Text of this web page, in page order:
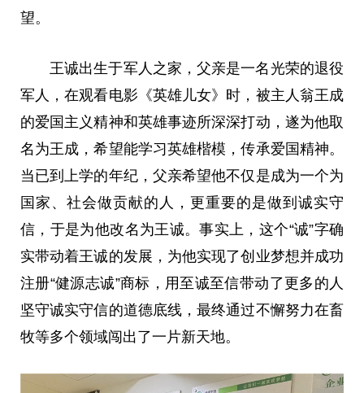
望。
王诚出生于军人之家，父亲是一名光荣的退役
军人，在观看电影《英雄儿女》时，被主人翁王成
的爱国主义精神和英雄事迹所深深打动，遂为他取
名为王成，希望能学习英雄楷模，传承爱国精神。
当已到上学的年纪，父亲希望他不仅是成为一个为
国家、社会做贡献的人，更重要的是做到诚实守
信，于是为他改名为王诚。事实上，这个“诚”字确
实带动着王诚的发展，为他实现了创业梦想并成功
注册“健源志诚”商标，用至诚至信带动了更多的人
坚守诚实守信的道德底线，最终通过不懈努力在畜
牧等多个领域闯出了一片新天地。